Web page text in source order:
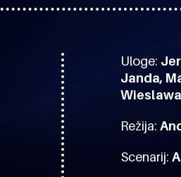
Uloge:
Janda,
Režija:
Scenarij: